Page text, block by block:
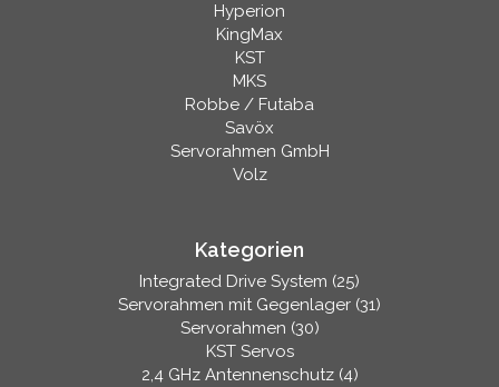
Hyperion
KingMax
KST
MKS
Robbe / Futaba
Savöx
Servorahmen GmbH
Volz
Kategorien
Integrated Drive System (25)
Servorahmen mit Gegenlager (31)
Servorahmen (30)
KST Servos
2,4 GHz Antennenschutz (4)